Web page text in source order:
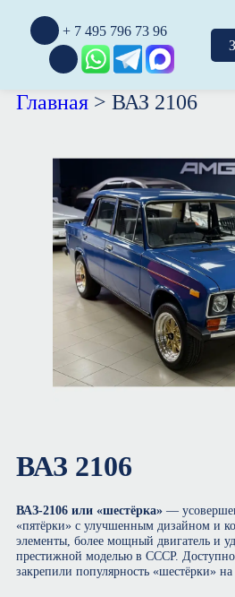
+ 7 495 796 73 96
Главная > ВАЗ 2106
ВАЗ 2106
ВАЗ-2106 или «шестёрка» —
«пятёрки» с улучшенным дизайном и
элементы, более мощный двигатель и
престижной моделью в СССР.
закрепили популярность «шестёрки»